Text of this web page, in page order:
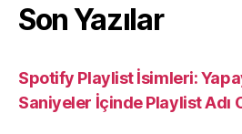
Son Yazılar
Spotify Playlist İsimleri:
Saniyeler İçinde Playlist Adı